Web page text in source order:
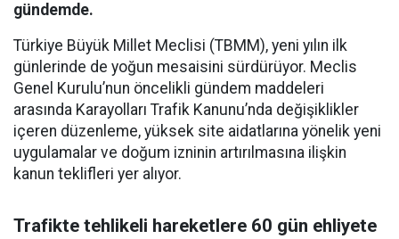
gündemde.
Türkiye Büyük Millet Meclisi (TBMM), yeni yılın ilk
günlerinde de yoğun mesaisini sürdürüyor. Meclis
Genel Kurulu’nun öncelikli gündem maddeleri
arasında Karayolları Trafik Kanunu’nda değişiklikler
içeren düzenleme, yüksek site aidatlarına yönelik yeni
uygulamalar ve doğum izninin artırılmasına ilişkin
kanun teklifleri yer alıyor.
Trafikte tehlikeli hareketlere 60 gün ehliyete